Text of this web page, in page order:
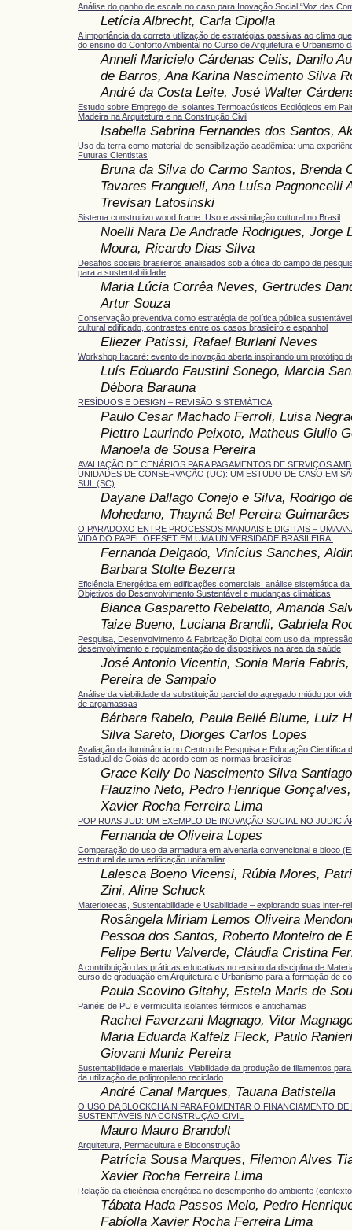
Análise do ganho de escala no caso para Inovação Social “Voz das
Letícia Albrecht, Carla Cipolla
A importância da correta utilização de estratégias passivas ao clima
do ensino do Conforto Ambiental no Curso de Arquitetura e Urbanismo
Anneli Maricielo Cárdenas Celis, Danilo
de Barros, Ana Karina Nascimento Silva
André da Costa Leite, José Walter
Estudo sobre Emprego de Isolantes Termoacústicos Ecológicos em
Madeira na Arquitetura e na Construção Civil
Isabella Sabrina Fernandes dos Santos,
Uso da terra como material de sensibilização acadêmica: uma
Futuras Cientistas
Bruna da Silva do Carmo Santos, Brenda
Tavares Frangueli, Ana Luísa Pagnoncelli
Trevisan Latosinski
Sistema construtivo wood frame: Uso e assimilação cultural no Brasil
Noelli Nara De Andrade Rodrigues, Jorge
Moura, Ricardo Dias Silva
Desafios sociais brasileiros analisados sob a ótica do campo de
para a sustentabilidade
Maria Lúcia Corrêa Neves, Gertrudes
Artur Souza
Conservação preventiva como estratégia de política pública
cultural edificado, contrastes entre os casos brasileiro e espanhol
Eliezer Patissi, Rafael Burlani Neves
Workshop Itacaré: evento de inovação aberta inspirando um protótipo
Luís Eduardo Faustini Sonego, Marcia
Débora Barauna
RESÍDUOS E DESIGN – REVISÃO SISTEMÁTICA
Paulo Cesar Machado Ferroli, Luisa
Piettro Laurindo Peixoto, Matheus Giulio
Manoela de Sousa Pereira
AVALIAÇÃO DE CENÁRIOS PARA PAGAMENTOS DE SERVIÇOS
UNIDADES DE CONSERVAÇÃO (UC): UM ESTUDO DE CASO EM
SUL (SC)
Dayane Dallago Conejo e Silva, Rodrigo
Mohedano, Thayná Bel Pereira Guimarães
O PARADOXO ENTRE PROCESSOS MANUAIS E DIGITAIS – UMA
VIDA DO PAPEL OFFSET EM UMA UNIVERSIDADE BRASILEIRA.
Fernanda Delgado, Vinícius Sanches,
Barbara Stolte Bezerra
Eficiência Energética em edificações comerciais: análise sistemática
Objetivos do Desenvolvimento Sustentável e mudanças climáticas
Bianca Gasparetto Rebelatto, Amanda
Taize Bueno, Luciana Brandli, Gabriela
Pesquisa, Desenvolvimento & Fabricação Digital com uso da
desenvolvimento e regulamentação de dispositivos na área da saúde
José Antonio Vicentin, Sonia Maria
Pereira de Sampaio
Análise da viabilidade da substituição parcial do agregado miúdo por
de argamassas
Bárbara Rabelo, Paula Bellé Blume, Luiz
Silva Sareto, Diorges Carlos Lopes
Avaliação da iluminância no Centro de Pesquisa e Educação Científica
Estadual de Goiás de acordo com as normas brasileiras
Grace Kelly Do Nascimento Silva
Flauzino Neto, Pedro Henrique
Xavier Rocha Ferreira Lima
POP RUAS JUD: UM EXEMPLO DE INOVAÇÃO SOCIAL NO
Fernanda de Oliveira Lopes
Comparação do uso da armadura em alvenaria convencional e bloco
estrutural de uma edificação unifamiliar
Lalesca Boeno Vicensi, Rúbia Mores,
Zini, Aline Schuck
Materiotecas, Sustentabilidade e Usabilidade – explorando suas inter-
Rosângela Míriam Lemos Oliveira
Pessoa dos Santos, Roberto Monteiro de
Felipe Bertu Valverde, Cláudia Cristina
A contribuição das práticas educativas no ensino da disciplina de
curso de graduação em Arquitetura e Urbanismo para a formação de
Paula Scovino Gitahy, Estela Maris de
Painéis de PU e vermiculita isolantes térmicos e antichamas
Rachel Faverzani Magnago, Vitor
Maria Eduarda Kalfelz Fleck, Paulo
Giovani Muniz Pereira
Sustentabilidade e materiais: Viabilidade da produção de filamentos
da utilização de polipropileno reciclado
André Canal Marques, Tauana Batistella
O USO DA BLOCKCHAIN PARA FOMENTAR O FINANCIAMENTO
SUSTENTÁVEIS NA CONSTRUÇÃO CIVIL
Mauro Mauro Brandolt
Arquitetura, Permacultura e Bioconstrução
Patrícia Sousa Marques, Filemon Alves
Xavier Rocha Ferreira Lima
Relação da eficiência energética no desempenho do ambiente
Tábata Hada Passos Melo, Pedro
Fabíolla Xavier Rocha Ferreira Lima